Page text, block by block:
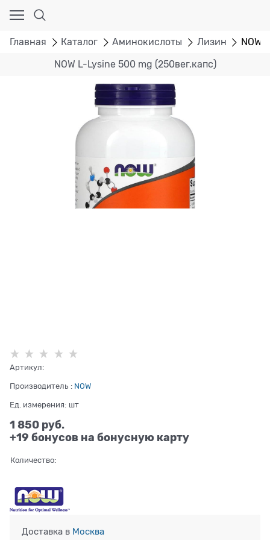
Главная Каталог Аминокислоты Лизин NOW
NOW L-Lysine 500 mg (250вег.капс)
Артикул:
Производитель : NOW
Ед. измерения: шт
1 850 руб.
+19 бонусов на бонусную карту
Количество:
Доставка в Москва